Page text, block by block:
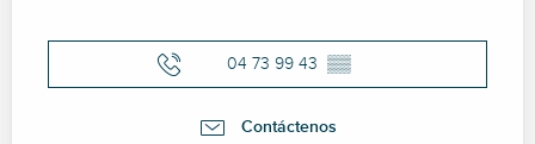
04 73 99 43 ▒▒
Contáctenos